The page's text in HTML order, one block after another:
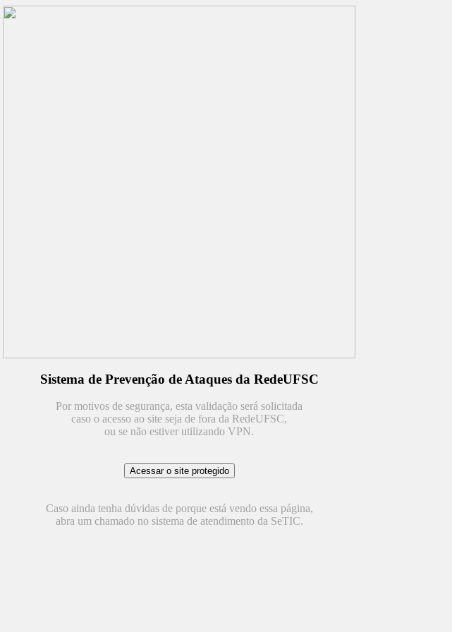
Sistema de Prevenção de Ataques da RedeUFSC
Por motivos de segurança, esta validação será solicitada
caso o acesso ao site seja de fora da RedeUFSC,
ou se não estiver utilizando VPN.
Caso ainda tenha dúvidas de porque está vendo essa página,
abra um chamado no sistema de atendimento da SeTIC.